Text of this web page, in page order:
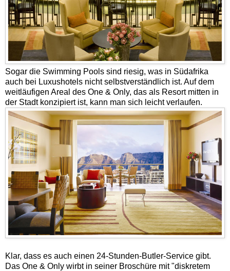
Sogar die Swimming Pools sind riesig, was in Südafrika
auch bei Luxushotels nicht selbstverständlich ist. Auf dem
weitläufigen Areal des One & Only, das als Resort mitten in
der Stadt konzipiert ist, kann man sich leicht verlaufen.
Klar, dass es auch einen 24-Stunden-Butler-Service gibt.
Das One & Only wirbt in seiner Broschüre mit "diskretem